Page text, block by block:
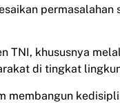
permasalahan
TNI, khususnya
di tingkat
membangun